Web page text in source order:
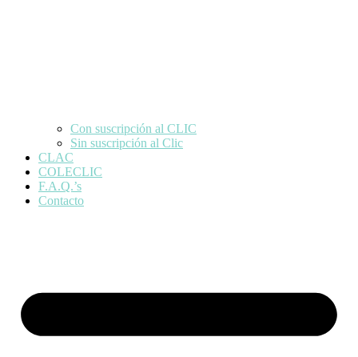
Con suscripción al CLIC
Sin suscripción al Clic
CLAC
COLECLIC
F.A.Q.’s
Contacto